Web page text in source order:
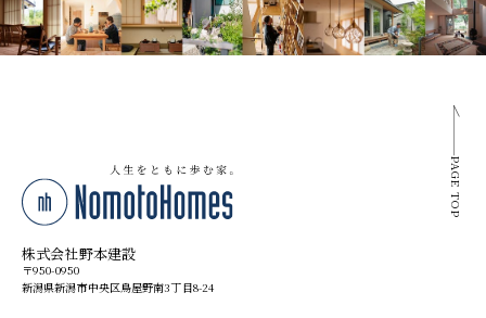
株式会社野本建設
〒950-0950
新潟県新潟市中央区鳥屋野南3丁目8-24
PAGE TOP